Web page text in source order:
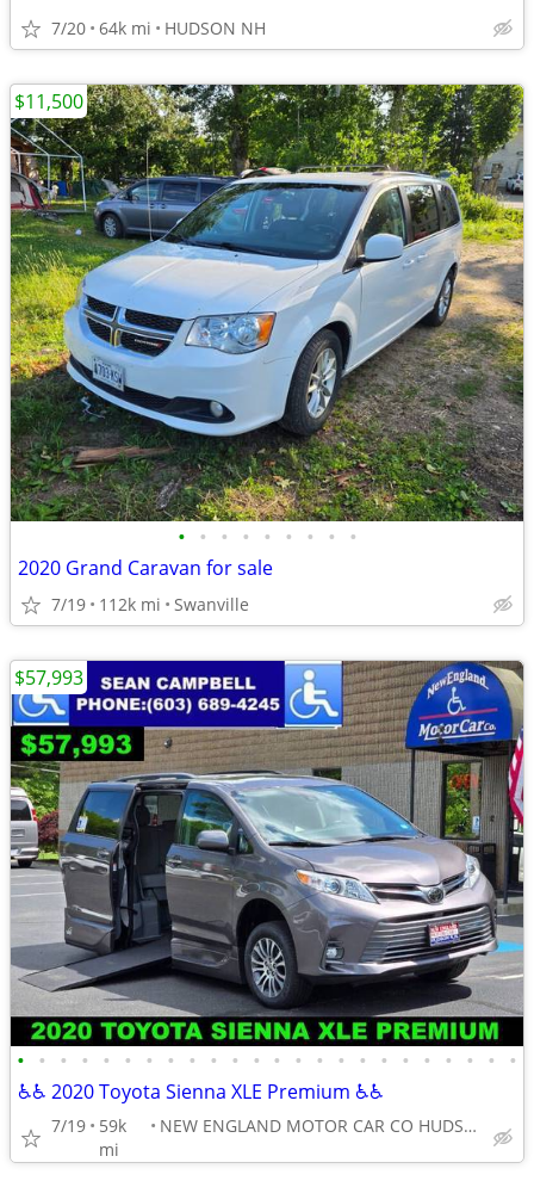
7/20 64k mi HUDSON NH
• • • • • • • • •
2020 Grand Caravan for sale
7/19 112k mi Swanville
$11,500
• • • • • • • • • • • • • • • • • • • • • • • •
♿♿ 2020 Toyota Sienna XLE Premium ♿♿
7/19
59k
mi
NEW ENGLAND MOTOR CAR CO HUDSON NH
$57,993